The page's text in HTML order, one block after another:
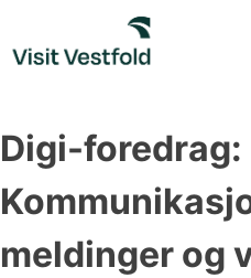
content
Digi-foredrag:
meldinger og